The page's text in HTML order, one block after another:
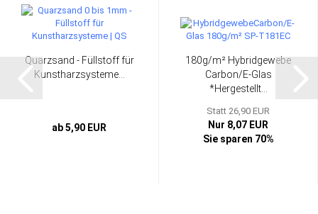
Quarzsand - Füllstoff für
Kunstharzsysteme...
ab 5,90 EUR
180g/m² Hybridgewebe
Carbon/E-Glas
*Hergestellt...
Statt 26,90 EUR
Nur 8,07 EUR
Sie sparen 70%